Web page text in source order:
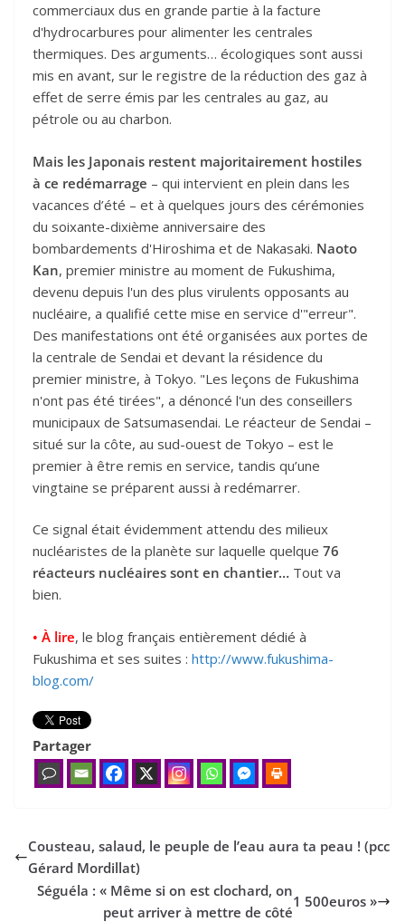
commerciaux dus en grande partie à la facture
d'hydrocarbures pour alimenter les centrales
thermiques. Des arguments… écologiques sont aussi
mis en avant, sur le registre de la réduction des gaz à
effet de serre émis par les centrales au gaz, au
pétrole ou au charbon.
Mais les Japonais restent majoritairement hostiles
à ce redémarrage – qui intervient en plein dans les
vacances d’été – et à quelques jours des cérémonies
du soixante-dixième anniversaire des
bombardements d'Hiroshima et de Nakasaki. Naoto
Kan, premier ministre au moment de Fukushima,
devenu depuis l'un des plus virulents opposants au
nucléaire, a qualifié cette mise en service d'"erreur".
Des manifestations ont été organisées aux portes de
la centrale de Sendai et devant la résidence du
premier ministre, à Tokyo. "Les leçons de Fukushima
n'ont pas été tirées", a dénoncé l'un des conseillers
municipaux de Satsumasendai. Le réacteur de Sendai –
situé sur la côte, au sud-ouest de Tokyo – est le
premier à être remis en service, tandis qu’une
vingtaine se préparent aussi à redémarrer.
Ce signal était évidemment attendu des milieux
nucléaristes de la planète sur laquelle quelque 76
réacteurs nucléaires sont en chantier… Tout va
bien.
• À lire, le blog français entièrement dédié à
Fukushima et ses suites : http://www.fukushima-
blog.com/
Partager
Cousteau, salaud, le peuple de l’eau aura ta peau ! (pcc
Gérard Mordillat)
Séguéla : « Même si on est clochard, on
peut arriver à mettre de côté
1 500euros »